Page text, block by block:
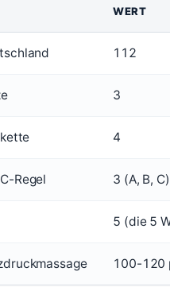
WERT
112
3
4
Regel 3 (A, B, C)
5 (die 5
100-120